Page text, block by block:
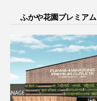
ふかや花園プレミア